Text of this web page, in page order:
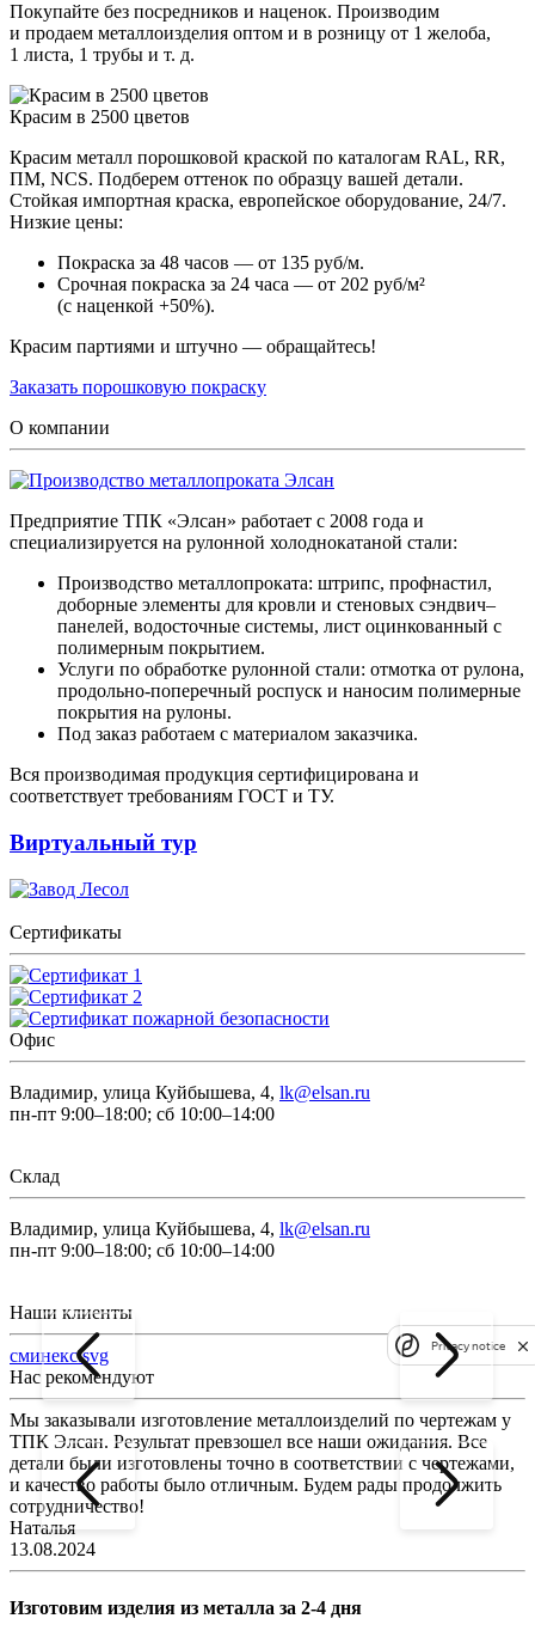
Покупайте без посредников и наценок. Производим
и продаем металлоизделия оптом и в розницу от 1 желоба,
1 листа, 1 трубы и т. д.
Красим в 2500 цветов
Красим металл порошковой краской по каталогам RAL, RR,
ПМ, NCS. Подберем оттенок по образцу вашей детали.
Стойкая импортная краска, европейское оборудование, 24/7.
Низкие цены:
Покраска за 48 часов — от 135 руб/м.
Срочная покраска за 24 часа — от 202 руб/м²
(с наценкой +50%).
Красим партиями и штучно — обращайтесь!
Заказать порошковую покраску
О компании
Предприятие ТПК «Элсан» работает с 2008 года и
специализируется на рулонной холоднокатаной стали:
Производство металлопроката: штрипс, профнастил,
доборные элементы для кровли и стеновых сэндвич–
панелей, водосточные системы, лист оцинкованный с
полимерным покрытием.
Услуги по обработке рулонной стали: отмотка от рулона,
продольно-поперечный роспуск и наносим полимерные
покрытия на рулоны.
Под заказ работаем с материалом заказчика.
Вся производимая продукция сертифицирована и
соответствует требованиям ГОСТ и ТУ.
Виртуальный тур
Сертификаты
Офис
Владимир, улица Куйбышева, 4, lk@elsan.ru
пн-пт 9:00–18:00; сб 10:00–14:00
Склад
Владимир, улица Куйбышева, 4, lk@elsan.ru
пн-пт 9:00–18:00; сб 10:00–14:00
Наши клиенты
сминекс.svg
Нас рекомендуют
Мы заказывали изготовление металлоизделий по чертежам у
ТПК Элсан. Результат превзошел все наши ожидания. Все
детали были изготовлены точно в соответствии с чертежами,
и качество работы было отличным. Будем рады продолжить
сотрудничество!
Наталья
13.08.2024
Изготовим изделия из металла за 2-4 дня
Privacy notice